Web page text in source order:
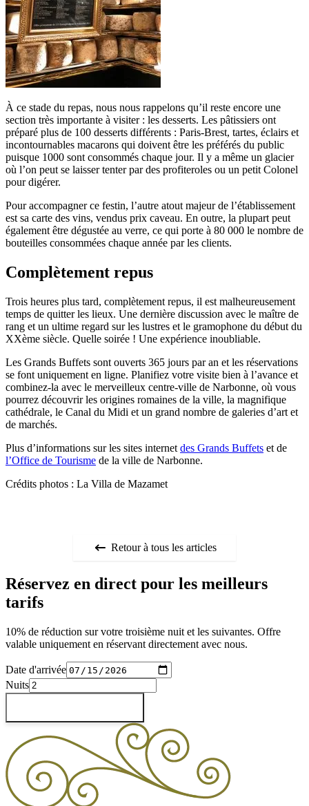
À ce stade du repas, nous nous rappelons qu’il reste encore une
section très importante à visiter : les desserts. Les pâtissiers ont
préparé plus de 100 desserts différents : Paris-Brest, tartes, éclairs et
incontournables macarons qui doivent être les préférés du public
puisque 1000 sont consommés chaque jour. Il y a même un glacier
où l’on peut se laisser tenter par des profiteroles ou un petit Colonel
pour digérer.
Pour accompagner ce festin, l’autre atout majeur de l’établissement
est sa carte des vins, vendus prix caveau. En outre, la plupart peut
également être dégustée au verre, ce qui porte à 80 000 le nombre de
bouteilles consommées chaque année par les clients.
Complètement repus
Trois heures plus tard, complètement repus, il est malheureusement
temps de quitter les lieux. Une dernière discussion avec le maître de
rang et un ultime regard sur les lustres et le gramophone du début du
XXème siècle. Quelle soirée ! Une expérience inoubliable.
Les Grands Buffets sont ouverts 365 jours par an et les réservations
se font uniquement en ligne. Planifiez votre visite bien à l’avance et
combinez-la avec le merveilleux centre-ville de Narbonne, où vous
pourrez découvrir les origines romaines de la ville, la magnifique
cathédrale, le Canal du Midi et un grand nombre de galeries d’art et
de marchés.
Plus d’informations sur les sites internet des Grands Buffets et de
l’Office de Tourisme de la ville de Narbonne.
Crédits photos : La Villa de Mazamet
Retour à tous les articles
Réservez en direct pour les meilleurs
tarifs
10% de réduction sur votre troisième nuit et les suivantes. Offre
valable uniquement en réservant directement avec nous.
Date d'arrivée
Nuits